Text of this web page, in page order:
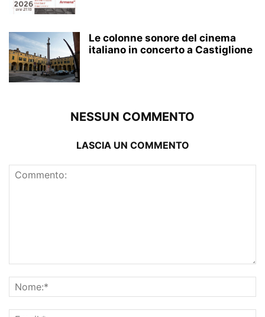
Le colonne sonore del cinema
italiano in concerto a Castiglione
NESSUN COMMENTO
LASCIA UN COMMENTO